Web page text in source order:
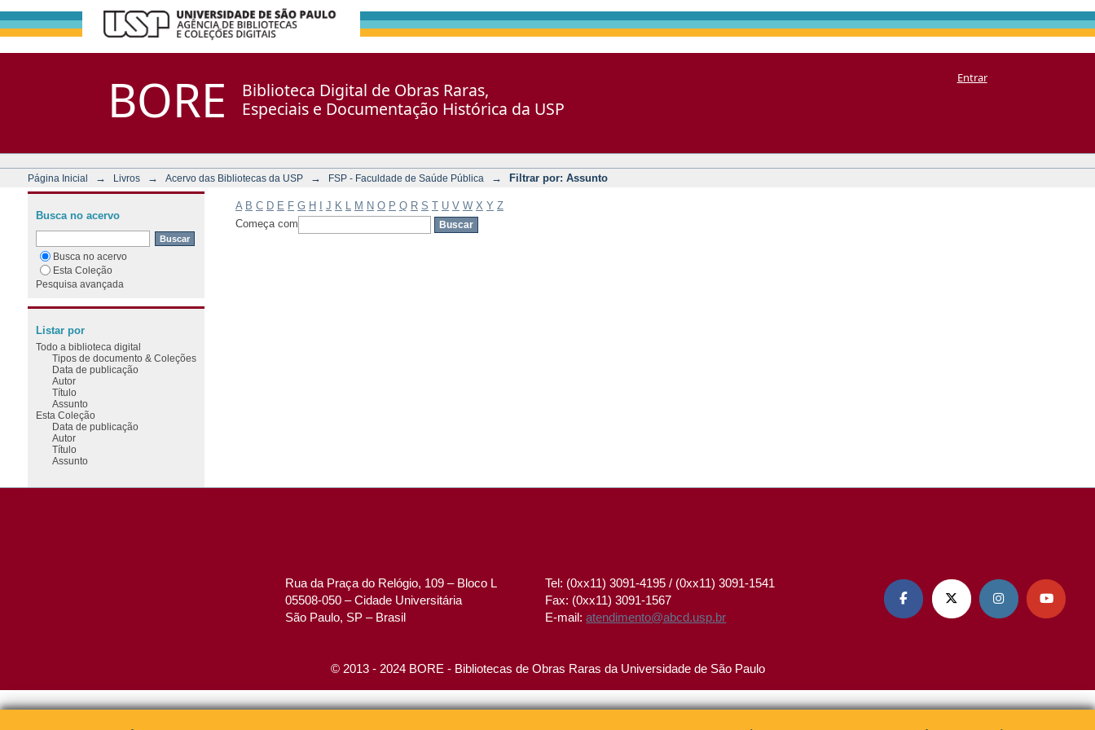
BORE
Biblioteca Digital de Obras Raras,
Especiais e Documentação Histórica da USP
Entrar
Página Inicial → Livros → Acervo das Bibliotecas da USP → FSP - Faculdade de Saúde Pública → Filtrar por: Assunto
A B C D E F G H J K M N O P Q R S T U V W X Y Z
Começa com
Busca no acervo
Busca no acervo
Esta Coleção
Pesquisa avançada
Listar por
Todo a biblioteca digital
Tipos de documento & Coleções
Data de publicação
Autor
Título
Assunto
Esta Coleção
Data de publicação
Autor
Título
Assunto
Rua da Praça do Relógio, 109 – Bloco L
05508-050 – Cidade Universitária
São Paulo, SP – Brasil
Tel: (0xx11) 3091-4195 / (0xx11) 3091-1541
Fax: (0xx11) 3091-1567
E-mail:atendimento@abcd.usp.br
   
© 2013 - 2024 BORE - Bibliotecas de Obras Raras da Universidade de São Paulo